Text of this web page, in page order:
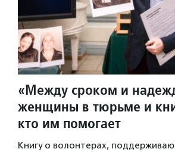
«Между сроком и
женщины в тюрьме и
кто им помогает
Книгу о волонтерах,